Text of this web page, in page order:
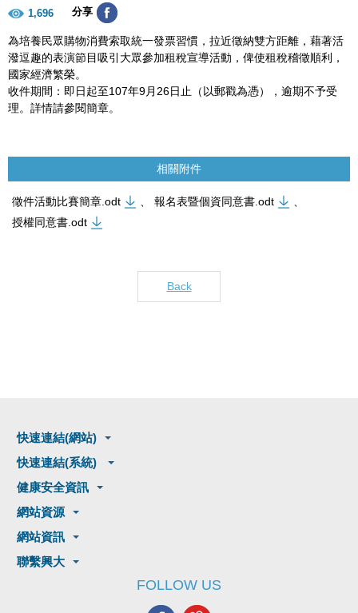
1,696 分享
為培養民眾購物消費索取統一發票習慣，拉近徵納雙方距離，藉著活
潑逗趣的表演節目吸引大眾參加租稅宣導活動，俾使租稅稽徵順利，
國家經濟繁榮。
收件期間：即日起至107年9月26日止（以郵戳為憑），逾期不予受
理。詳情請參閱簡章。
相關附件
徵件活動比賽簡章.odt 報名表暨個資同意書.odt
授權同意書.odt
Back
快速連結(網站)
快速連結(系統)
健康安全資訊
網站資源
網站資訊
聯繫興大
FOLLOW US